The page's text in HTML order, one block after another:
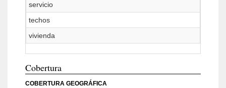
servicio
techos
vivienda
Cobertura
COBERTURA GEOGRÁFICA